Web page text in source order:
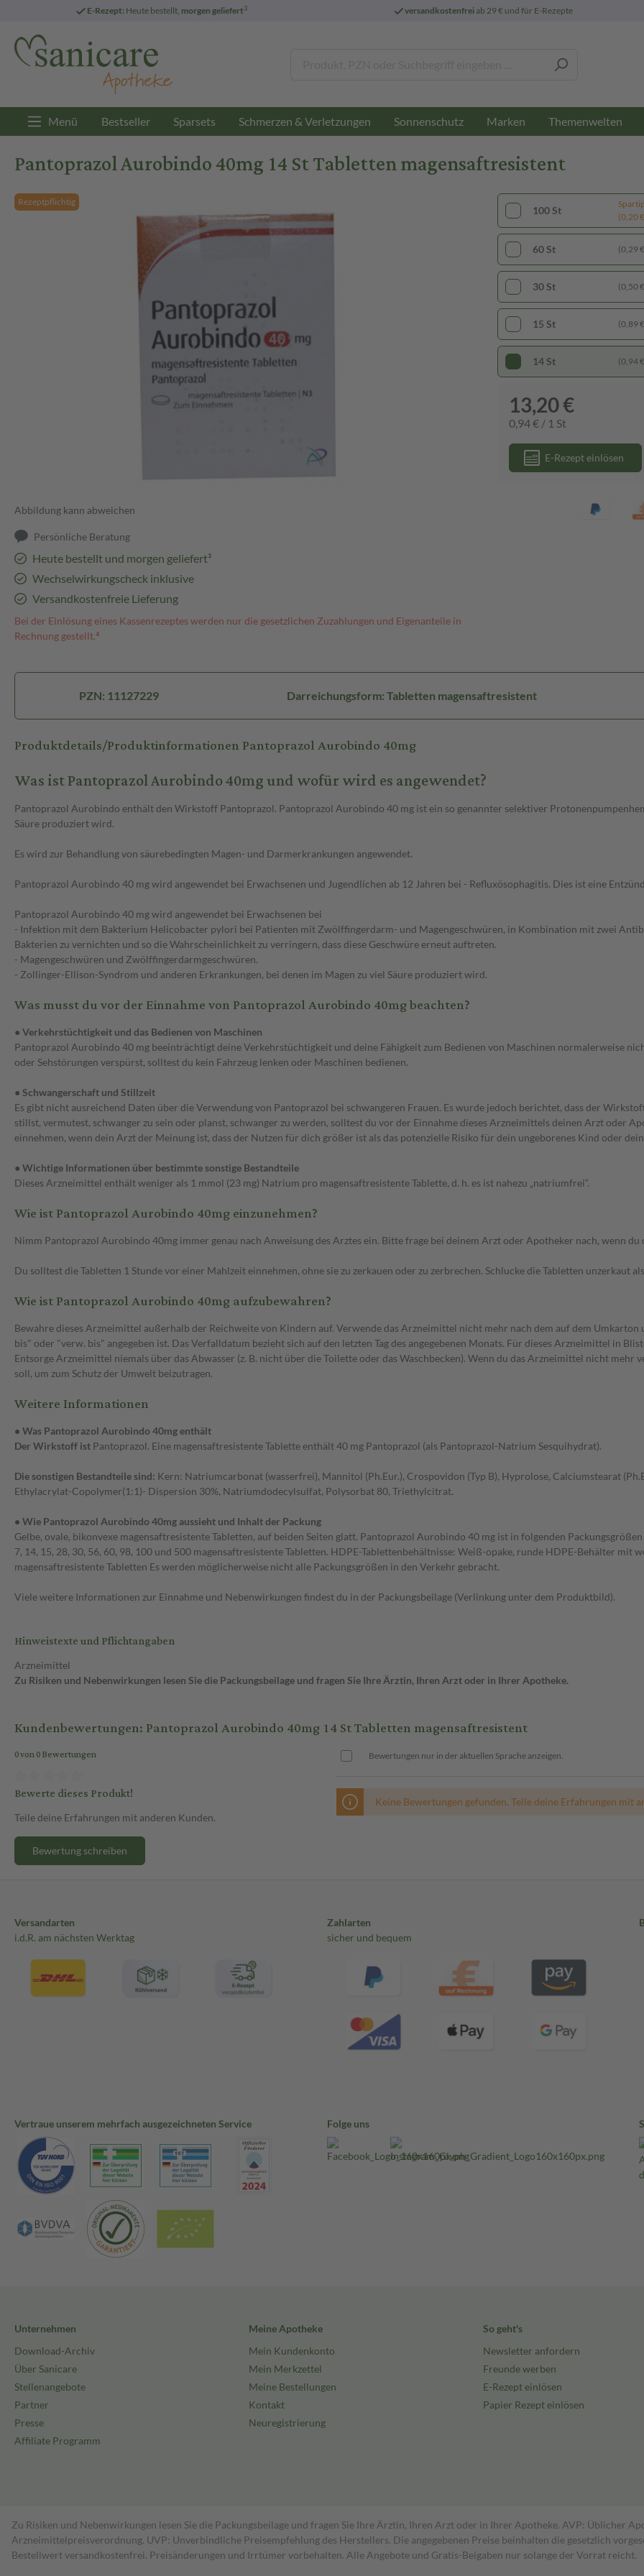
E-Rezept: Heute bestellt, morgen geliefert3 versandkostenfreiab 29 € und für E-Rezepte
Menü Bestseller Sparsets Schmerzen & Verletzungen Sonnenschutz Marken Themenwelten
Pantoprazol Aurobindo 40mg 14 St Tabletten magensaftresistent
Rezeptpflichtig
Abbildung kann abweichen
Persönliche Beratung
Heute bestellt und morgen geliefert³
Wechselwirkungscheck inklusive
Versandkostenfreie Lieferung
Bei der Einlösung eines Kassenrezeptes werden nur die gesetzlichen Zuzahlungen und Eigenanteile in
Rechnung gestellt.⁴
100 St
(0,20
60 St (0,29
30 St (0,50
15 St (0,89
14 St (0,94
13,20 €
0,94 € / 1 St
E-Rezept einlösen
PZN: 11127229 Darreichungsform: Tabletten magensaftresistent
Produktdetails/Produktinformationen Pantoprazol Aurobindo 40mg
Was ist Pantoprazol Aurobindo 40mg und wofür wird es angewendet?
Pantoprazol Aurobindo enthält den Wirkstoff Pantoprazol. Pantoprazol Aurobindo 40 mg ist ein so genannter selektiver
Säure produziert wird.
Es wird zur Behandlung von säurebedingten Magen- und Darmerkrankungen angewendet.
Pantoprazol Aurobindo 40 mg wird angewendet bei Erwachsenen und Jugendlichen ab 12 Jahren bei - Refluxösophagitis. Dies ist eine
Pantoprazol Aurobindo 40 mg wird angewendet bei Erwachsenen bei
- Infektion mit dem Bakterium Helicobacter pylori bei Patienten mit Zwölffingerdarm- und Magengeschwüren, in Kombination mit zwei
Bakterien zu vernichten und so die Wahrscheinlichkeit zu verringern, dass diese Geschwüre erneut auftreten.
- Magengeschwüren und Zwölffingerdarmgeschwüren.
- Zollinger-Ellison-Syndrom und anderen Erkrankungen, bei denen im Magen zu viel Säure produziert wird.
Was musst du vor der Einnahme von Pantoprazol Aurobindo 40mg beachten?
● Verkehrstüchtigkeit und das Bedienen von Maschinen
Pantoprazol Aurobindo 40 mg beeinträchtigt deine Verkehrstüchtigkeit und deine Fähigkeit zum Bedienen von Maschinen normalerweise
oder Sehstörungen verspürst, solltest du kein Fahrzeug lenken oder Maschinen bedienen.
● Schwangerschaft und Stillzeit
Es gibt nicht ausreichend Daten über die Verwendung von Pantoprazol bei schwangeren Frauen. Es wurde jedoch berichtet, dass der
stillst, vermutest, schwanger zu sein oder planst, schwanger zu werden, solltest du vor der Einnahme dieses Arzneimittels deinen Arzt oder
einnehmen, wenn dein Arzt der Meinung ist, dass der Nutzen für dich größer ist als das potenzielle Risiko für dein ungeborenes Kind oder dein
● Wichtige Informationen über bestimmte sonstige Bestandteile
Dieses Arzneimittel enthält weniger als 1 mmol (23 mg) Natrium pro magensaftresistente Tablette, d. h. es ist nahezu „natriumfrei“.
Wie ist Pantoprazol Aurobindo 40mg einzunehmen?
Nimm Pantoprazol Aurobindo 40mg immer genau nach Anweisung des Arztes ein. Bitte frage bei deinem Arzt oder Apotheker nach, wenn du
Du solltest die Tabletten 1 Stunde vor einer Mahlzeit einnehmen, ohne sie zu zerkauen oder zu zerbrechen. Schlucke die Tabletten unzerkaut
Wie ist Pantoprazol Aurobindo 40mg aufzubewahren?
Bewahre dieses Arzneimittel außerhalb der Reichweite von Kindern auf. Verwende das Arzneimittel nicht mehr nach dem auf dem
bis" oder "verw. bis" angegeben ist. Das Verfalldatum bezieht sich auf den letzten Tag des angegebenen Monats. Für dieses Arzneimittel in
Entsorge Arzneimittel niemals über das Abwasser (z. B. nicht über die Toilette oder das Waschbecken). Wenn du das Arzneimittel nicht mehr
soll, um zum Schutz der Umwelt beizutragen.
Weitere Informationen
• Was Pantoprazol Aurobindo 40mg enthält
Der Wirkstoff ist Pantoprazol. Eine magensaftresistente Tablette enthält 40 mg Pantoprazol (als Pantoprazol-Natrium Sesquihydrat).
Die sonstigen Bestandteile sind: Kern: Natriumcarbonat (wasserfrei), Mannitol (Ph.Eur.), Crospovidon (Typ B), Hyprolose, Calciumstearat
Ethylacrylat-Copolymer(1:1)- Dispersion 30%, Natriumdodecylsulfat, Polysorbat 80, Triethylcitrat.
• Wie Pantoprazol Aurobindo 40mg aussieht und Inhalt der Packung
Gelbe, ovale, bikonvexe magensaftresistente Tabletten, auf beiden Seiten glatt. Pantoprazol Aurobindo 40 mg ist in folgenden
7, 14, 15, 28, 30, 56, 60, 98, 100 und 500 magensaftresistente Tabletten. HDPE-Tablettenbehältnisse: Weiß-opake, runde HDPE-Behälter mit
magensaftresistente Tabletten Es werden möglicherweise nicht alle Packungsgrößen in den Verkehr gebracht.
Viele weitere Informationen zur Einnahme und Nebenwirkungen findest du in der Packungsbeilage (Verlinkung unter dem Produktbild).
Hinweistexte und Pflichtangaben
Arzneimittel
Zu Risiken und Nebenwirkungen lesen Sie die Packungsbeilage und fragen Sie Ihre Ärztin, Ihren Arzt oder in Ihrer Apotheke.
Kundenbewertungen: Pantoprazol Aurobindo 40mg 14 St Tabletten magensaftresistent
0 von 0 Bewertungen
Bewerte dieses Produkt!
Teile deine Erfahrungen mit anderen Kunden.
Bewertung schreiben
Bewertungen nur in der aktuellen Sprache anzeigen.
Keine Bewertungen gefunden. Teile deine Erfahrungen mit
Versandarten
i.d.R. am nächsten Werktag
Zahlarten
sicher und bequem
Vertraue unserem mehrfach ausgezeichneten Service Folge uns
Unternehmen
Download-Archiv
Über Sanicare
Stellenangebote
Partner
Presse
Affiliate Programm
Meine Apotheke
Mein Kundenkonto
Mein Merkzettel
Meine Bestellungen
Kontakt
Neuregistrierung
So geht's
Newsletter anfordern
Freunde werben
E-Rezept einlösen
Papier Rezept einlösen
Zu Risiken und Nebenwirkungen lesen Sie die Packungsbeilage und fragen Sie Ihre Ärztin, Ihren Arzt oder in Ihrer Apotheke. AVP: Üblicher
Arzneimittelpreisverordnung. UVP: Unverbindliche Preisempfehlung des Herstellers. Die angegebenen Preise beinhalten die gesetzlich
Bestell­wert versand­kosten­frei. Preisänderungen und Irrtümer vorbehalten. Alle Angebote und Gratis-Beigaben nur solange der Vorrat reicht.